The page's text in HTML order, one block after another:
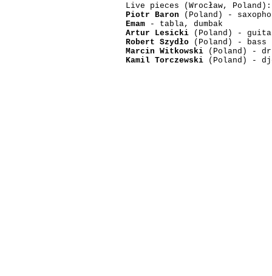
Live pieces (Wrocław, Poland):
Piotr Baron (Poland) -
Emam - tabla, dumbak
Artur Lesicki (Poland) -
Robert Szydło (Poland) - bass
Marcin Witkowski (Poland) -
Kamil Torczewski (Poland) -